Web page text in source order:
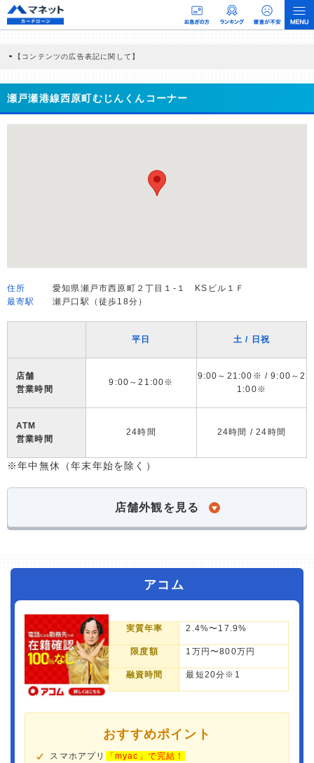
【コンテンツの広告表記に関して】
商品を根拠なくPRするものではなく、当編集部の調査／ユーザーへの口コミ収集な
どに基づき、公平性を担保した情報提供を行っています。
>提携企業一覧
瀬戸瀬港線西原町むじんくんコーナー
住所
愛知県瀬戸市西原町２丁目１-１ KSビル１Ｆ
最寄駅
瀬戸口駅（徒歩18分）
平日 土 / 日祝
店舗
営業時間
9:00～21:00※
9:00～21:00※ / 9:00～2
1:00※
ATM
営業時間
24時間 24時間 / 24時間
※年中無休（年末年始を除く）
店舗外観を見る
アコム
実質年率 2.4%〜17.9%
限度額 1万円〜800万円
融資時間 最短20分※1
おすすめポイント
スマホアプリ
「myac」で完結！